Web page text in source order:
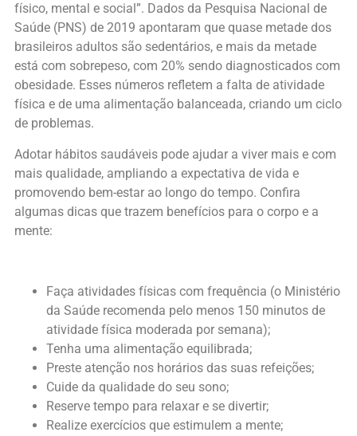
físico, mental e social”. Dados da Pesquisa Nacional de
Saúde (PNS) de 2019 apontaram que quase metade dos
brasileiros adultos são sedentários, e mais da metade
está com sobrepeso, com 20% sendo diagnosticados com
obesidade. Esses números refletem a falta de atividade
física e de uma alimentação balanceada, criando um ciclo
de problemas.
Adotar hábitos saudáveis pode ajudar a viver mais e com
mais qualidade, ampliando a expectativa de vida e
promovendo bem-estar ao longo do tempo. Confira
algumas dicas que trazem benefícios para o corpo e a
mente:
Faça atividades físicas com frequência (o Ministério
da Saúde recomenda pelo menos 150 minutos de
atividade física moderada por semana);
Tenha uma alimentação equilibrada;
Preste atenção nos horários das suas refeições;
Cuide da qualidade do seu sono;
Reserve tempo para relaxar e se divertir;
Realize exercícios que estimulem a mente;